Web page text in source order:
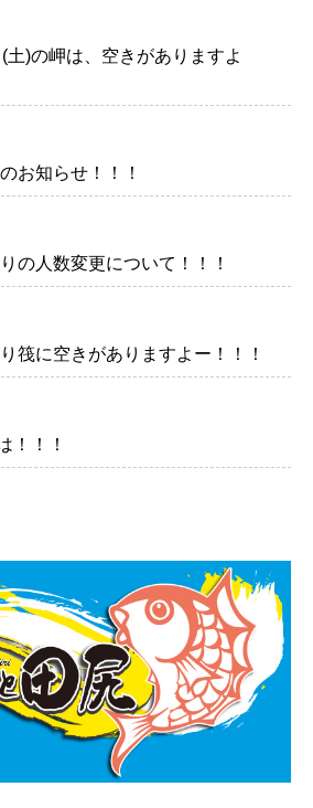
土)の岬は、空きがありますよ
お知らせ！！！
の人数変更について！！！
筏に空きがありますよー！！！
！！！